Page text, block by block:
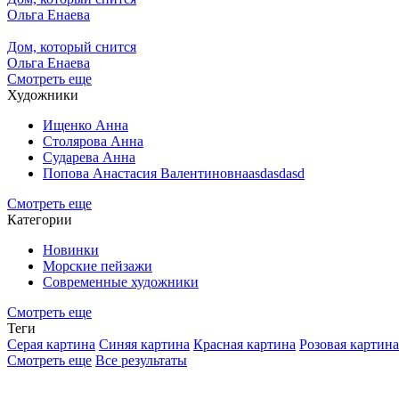
Ольга Енаева
Дом, который снится
Ольга Енаева
Смотреть еще
Художники
Ищенко Анна
Столярова Анна
Сударева Анна
Попова Анастасия Валентиновнаasdasdasd
Смотреть еще
Категории
Новинки
Морские пейзажи
Современные художники
Смотреть еще
Теги
Серая картина Синяя картина Красная картина Розовая картина
Смотреть еще Все результаты